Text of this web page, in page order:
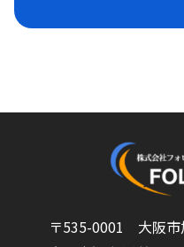
〒535-0001 大阪市